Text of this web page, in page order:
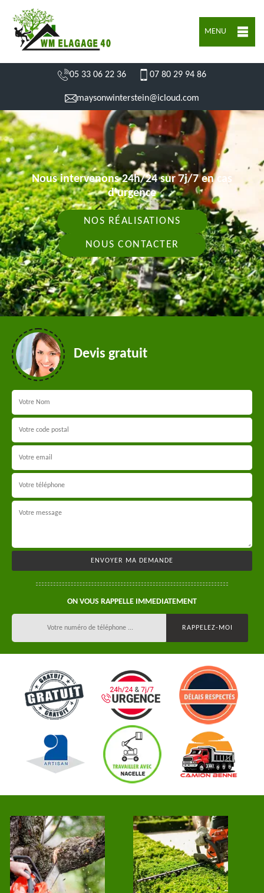
MENU
05 33 06 22 36 07 80 29 94 86
maysonwinterstein@icloud.com
Nous intervenons 24h/24 sur 7j/7 en cas
d'urgence
NOS RÉALISATIONS
NOUS CONTACTER
Devis gratuit
ON VOUS RAPPELLE IMMEDIATEMENT